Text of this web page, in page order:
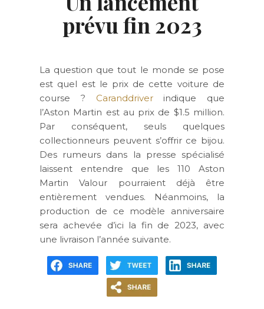
prévu fin 2023
La question que tout le monde se pose
est quel est le prix de cette voiture de
course ? Caranddriverindique que
l’Aston Martin est au prix de $1.5 million.
Par conséquent, seuls quelques
collectionneurs peuvent s’offrir ce bijou.
Des rumeurs dans la presse spécialisé
laissent entendre que les 110 Aston
Martin Valour pourraient déjà être
entièrement vendues. Néanmoins, la
production de ce modèle anniversaire
sera achevée d’ici la fin de 2023, avec
une livraison l’année suivante.